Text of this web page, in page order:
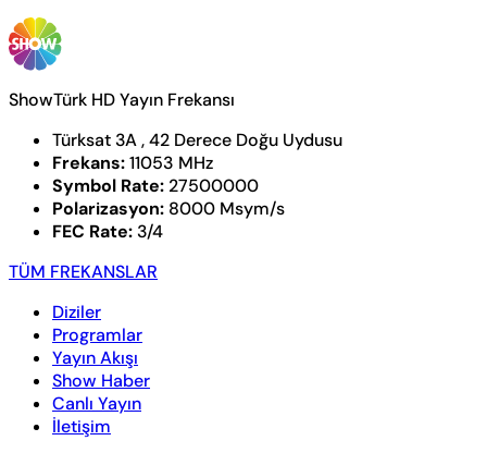
ShowTürk HD Yayın Frekansı
Türksat 3A , 42 Derece Doğu Uydusu
Frekans:11053 MHz
Symbol Rate: 27500000
Polarizasyon: 8000 Msym/s
FEC Rate: 3/4
TÜM FREKANSLAR
Diziler
Programlar
Yayın Akışı
Show Haber
Canlı Yayın
İletişim